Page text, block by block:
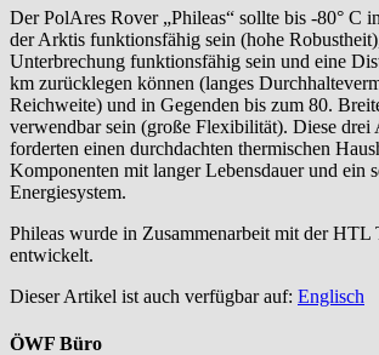
Der PolAres Rover „Phileas“ sollte bis -80° C
der Arktis funktionsfähig sein (hohe
Unterbrechung funktionsfähig sein und eine
km zurücklegen können (langes
Reichweite) und in Gegenden bis zum 80.
verwendbar sein (große Flexibilität). Diese
forderten einen durchdachten thermischen
Komponenten mit langer Lebensdauer und ein
Energiesystem.
Phileas wurde in Zusammenarbeit mit der HTL
entwickelt.
Dieser Artikel ist auch verfügbar auf: Englisch
ÖWF Büro